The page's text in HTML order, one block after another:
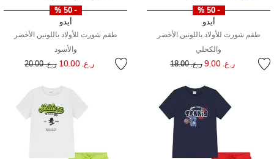
- 50 %
أيدو
طقم شورت للأولاد باللونين الأخضر
والكحلي
ر.ع. 9.00 سعر مخفض منر.ع. 18.00
- 50 %
أيدو
طقم شورت للأولاد باللونين الأخضر
والأسود
ر.ع. 10.00 سعر مخفض من
ر.ع. 20.00 إلى